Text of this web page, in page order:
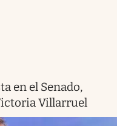
en el Senado,
Villarruel